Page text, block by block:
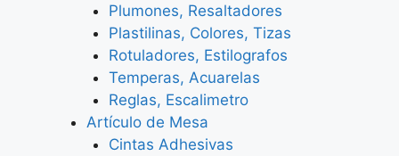
Plumones, Resaltadores
Plastilinas, Colores, Tizas
Rotuladores, Estilografos
Temperas, Acuarelas
Reglas, Escalimetro
Artículo de Mesa
Cintas Adhesivas